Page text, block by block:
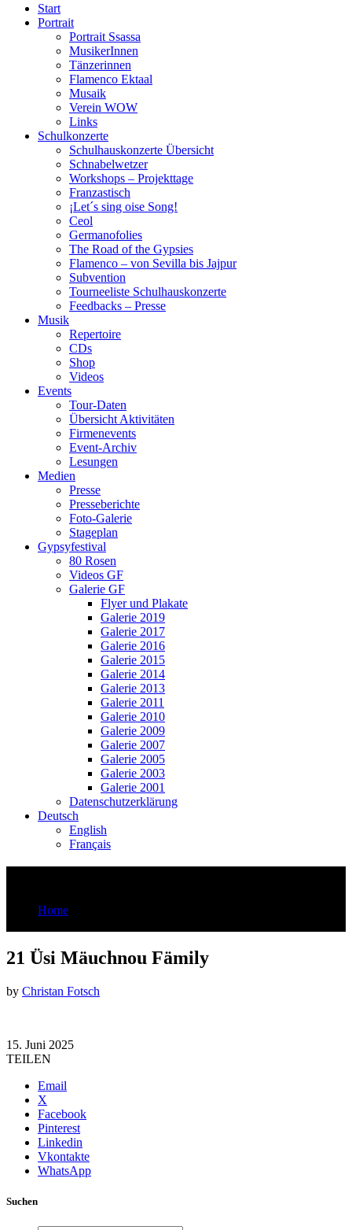
Start
Portrait
Portrait Ssassa
MusikerInnen
Tänzerinnen
Flamenco Ektaal
Musaik
Verein WOW
Links
Schulkonzerte
Schulhauskonzerte Übersicht
Schnabelwetzer
Workshops – Projekttage
Franzastisch
¡Let´s sing oise Song!
Ceol
Germanofolies
The Road of the Gypsies
Flamenco – von Sevilla bis Jajpur
Subvention
Tourneeliste Schulhauskonzerte
Feedbacks – Presse
Musik
Repertoire
CDs
Shop
Videos
Events
Tour-Daten
Übersicht Aktivitäten
Firmenevents
Event-Archiv
Lesungen
Medien
Presse
Presseberichte
Foto-Galerie
Stageplan
Gypsyfestival
80 Rosen
Videos GF
Galerie GF
Flyer und Plakate
Galerie 2019
Galerie 2017
Galerie 2016
Galerie 2015
Galerie 2014
Galerie 2013
Galerie 2011
Galerie 2010
Galerie 2009
Galerie 2007
Galerie 2005
Galerie 2003
Galerie 2001
Datenschutzerklärung
Deutsch
English
Français
Home
21 Üsi Mäuchnou Fämily
by Christan Fotsch
15. Juni 2025
TEILEN
Email
X
Facebook
Pinterest
Linkedin
Vkontakte
WhatsApp
Suchen